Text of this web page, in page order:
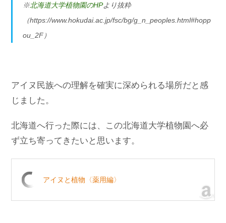
※北海道大学植物園のHPより抜粋
（https://www.hokudai.ac.jp/fsc/bg/g_n_peoples.html#hopp
ou_2F）
アイヌ民族への理解を確実に深められる場所だと感
じました。
北海道へ行った際には、この北海道大学植物園へ必
ず立ち寄ってきたいと思います。
アイヌと植物〈薬用編〉